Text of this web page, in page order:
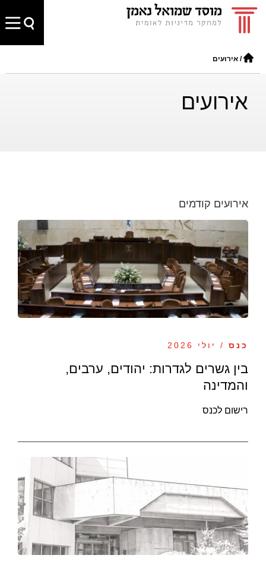
/ אירועים
אירועים
אירועים קודמים
כנס / יולי 2026
בין גשרים לגדרות: יהודים, ערבים,
והמדינה
רישום לכנס